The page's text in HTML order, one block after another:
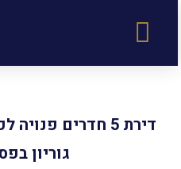
דירת 5 חדרים
גוריון